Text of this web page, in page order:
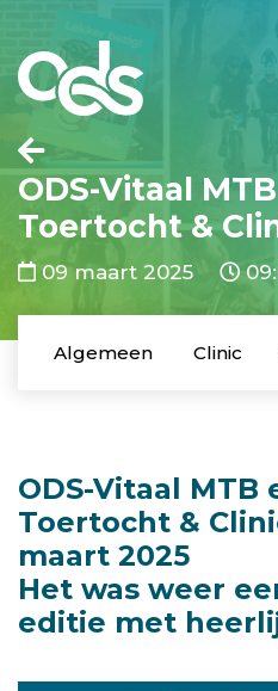
ODS-Vitaal
Toertocht &
09 maart 2025
Algemeen Clinic
ODS-Vitaal MTB
Toertocht &
maart 2025
Het was weer
editie met